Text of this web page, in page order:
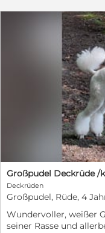
Großpudel Deckrüde /
Deckrüden
Großpudel, Rüde, 4
Wundervoller, weißer
seiner Rasse und